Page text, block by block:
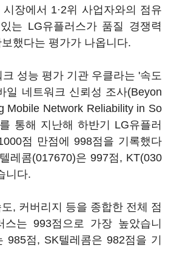
장에서 1·2위 사업자와의 점유
는 LG유플러스가 품질 경쟁력
했다는 평가가 나옵니다.
성능 평가 기관 우클라는 '속도
일 네트워크 신뢰성 조사(Beyon
Mobile Network Reliability in So
통해 지난해 하반기 LG유플러
점 만점에 998점을 기록했다
레콤(017670)은 997점, KT(030
니다.
, 커버리지 등을 종합한 전체 점
스는 993점으로 가장 높았습니
985점, SK텔레콤은 982점을 기